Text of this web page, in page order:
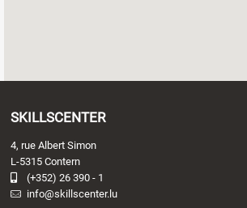
SKILLSCENTER
4, rue Albert Simon
L-5315 Contern
(+352) 26 390 - 1
info@skillscenter.lu